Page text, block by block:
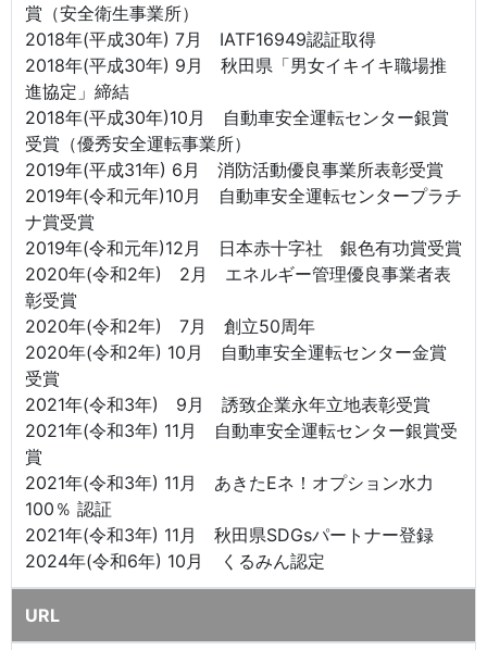
賞（安全衛生事業所）
2018年(平成30年) 7月 IATF16949認証取得
2018年(平成30年) 9月 秋田県「男女イキイキ職場推
進協定」締結
2018年(平成30年)10月 自動車安全運転センター銀賞
受賞（優秀安全運転事業所）
2019年(平成31年) 6月 消防活動優良事業所表彰受賞
2019年(令和元年)10月 自動車安全運転センタープラチ
ナ賞受賞
2019年(令和元年)12月 日本赤十字社 銀色有功賞受賞
2020年(令和2年) 2月 エネルギー管理優良事業者表
彰受賞
2020年(令和2年) 7月 創立50周年
2020年(令和2年) 10月 自動車安全運転センター金賞
受賞
2021年(令和3年) 9月 誘致企業永年立地表彰受賞
2021年(令和3年) 11月 自動車安全運転センター銀賞受
賞
2021年(令和3年) 11月 あきたEネ！オプション水力
100％ 認証
2021年(令和3年) 11月 秋田県SDGsパートナー登録
2024年(令和6年) 10月 くるみん認定
URL